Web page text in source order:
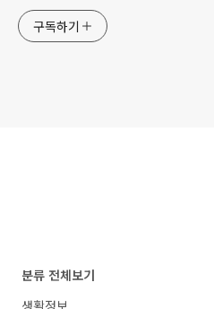
구독하기
분류 전체보기